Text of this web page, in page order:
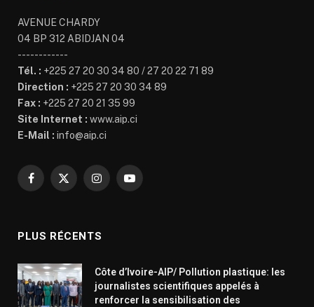
AVENUE CHARDY
04 BP 312 ABIDJAN 04
------------
Tél. : +225 27 20 30 34 80 / 27 20 22 71 89
Direction : +225 27 20 30 34 89
Fax : +225 27 20 21 35 99
Site Internet : www.aip.ci
E-Mail : info@aip.ci
Facebook
X
InstagramYouTube
PLUS RÉCENTS
Côte d’Ivoire-AIP/ Pollution plastique: les
journalistes scientifiques appelés à
renforcer la sensibilisation des